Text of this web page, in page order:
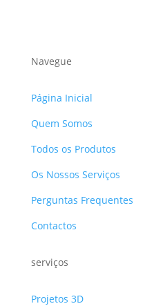
Navegue
Página Inicial
Quem Somos
Todos os Produtos
Os Nossos Serviços
Perguntas Frequentes
Contactos
serviços
Projetos 3D